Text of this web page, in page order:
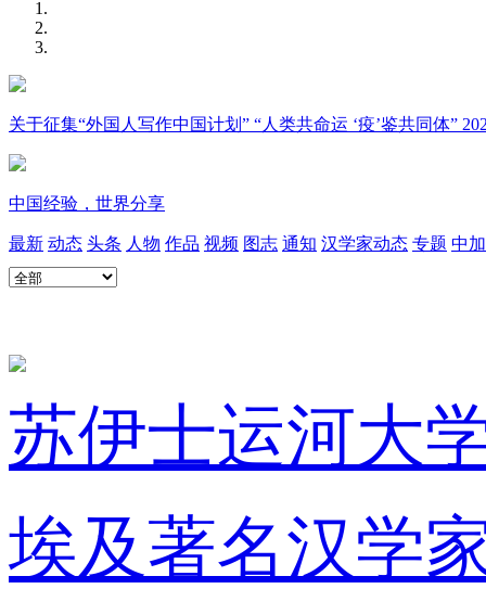
关于征集“外国人写作中国计划” “人类共命运 ‘疫’鉴共同体”
中国经验，世界分享
最新 动态 头条 人物 作品 视频 图志 通知 汉学家动态 专题 中
苏伊士运河大
埃及著名汉学